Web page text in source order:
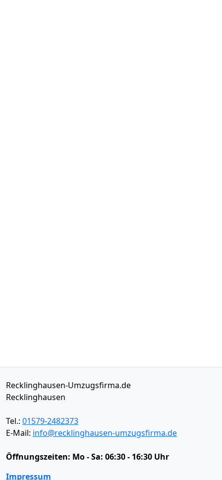
Recklinghausen-Umzugsfirma.de
Recklinghausen
Tel.: 01579-2482373
E-Mail: info@recklinghausen-umzugsfirma.de
Öffnungszeiten: Mo - Sa: 06:30 - 16:30 Uhr
Impressum